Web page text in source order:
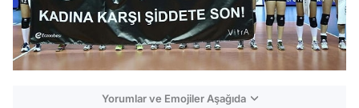
Yorumlar ve Emojiler Aşağıda